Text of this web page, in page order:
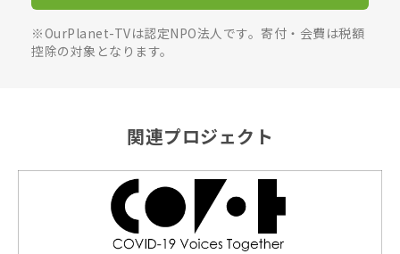
※OurPlanet-TVは認定NPO法人です。寄付・会費は税額
控除の対象となります。
関連プロジェクト